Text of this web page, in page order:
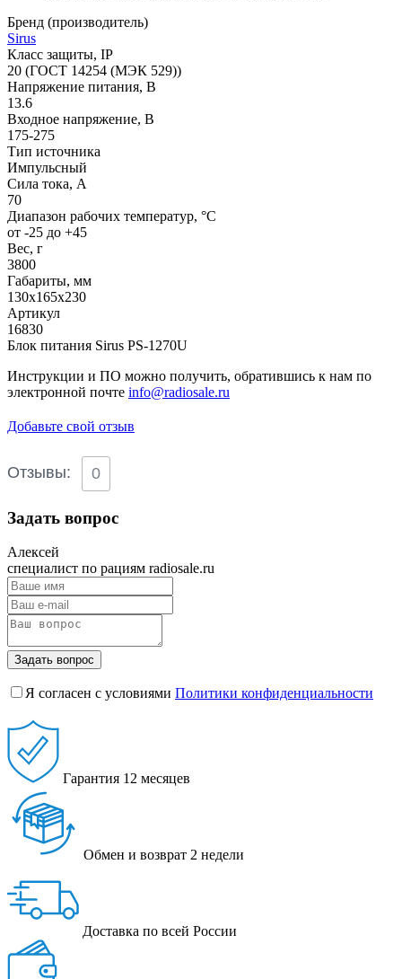
Бренд (производитель)
Sirus
Класс защиты, IP
20 (ГОСТ 14254 (МЭК 529))
Напряжение питания, В
13.6
Входное напряжение, В
175-275
Тип источника
Импульсный
Сила тока, A
70
Диапазон рабочих температур, °С
от -25 до +45
Вес, г
3800
Габариты, мм
130х165х230
Артикул
16830
Блок питания Sirus PS-1270U
Инструкции и ПО можно получить, обратившись к нам по
электронной почте info@radiosale.ru
Добавьте свой отзыв
Отзывы: 0
Задать вопрос
Алексей
специалист по рациям radiosale.ru
Задать вопрос
Я согласен с условиями Политики конфиденциальности
Гарантия 12 месяцев
Обмен и возврат 2 недели
Доставка по всей России